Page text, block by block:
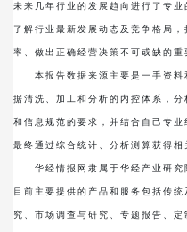
未来几年行业的发展趋向进行了专
了解行业最新发展动态及竞争格局
率、做出正确经营决策不可或缺的重
本报告数据来源主要是一手资料
据清洗、加工和分析的内控体系，
和信息规范的要求，并结合自己专
最终通过综合统计、分析测算获得相
华经情报网隶属于华经产业研究
目前主要提供的产品和服务包括传
究、市场调查与研究、专题报告、